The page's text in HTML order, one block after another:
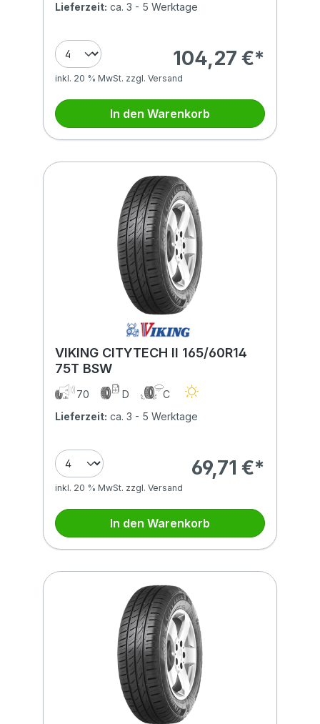
Lieferzeit: ca. 3 - 5 Werktage
104,27 €*
inkl. 20 % MwSt. zzgl. Versand
In den Warenkorb
VIKING CITYTECH II 165/60R14
75T BSW
70 D
C
Lieferzeit: ca. 3 - 5 Werktage
69,71 €*
inkl. 20 % MwSt. zzgl. Versand
In den Warenkorb